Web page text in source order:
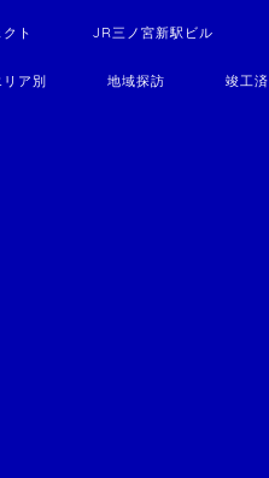
ト JR三ノ宮新駅ビル
リア別 地域探訪 竣工